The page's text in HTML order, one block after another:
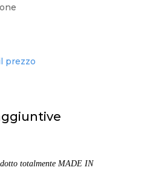
prezzo
totalmente MADE IN